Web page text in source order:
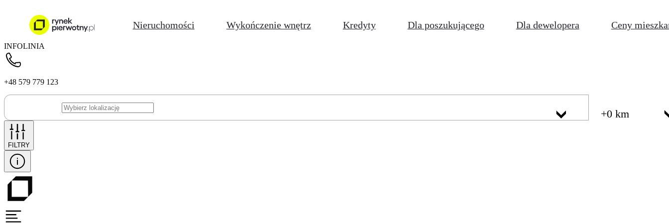
Nieruchomości Wykończenie wnętrz Kredyty Dla poszukującego Dla dewelopera Ceny
INFOLINIA
+48 579 779 123
+0 km
FILTRY